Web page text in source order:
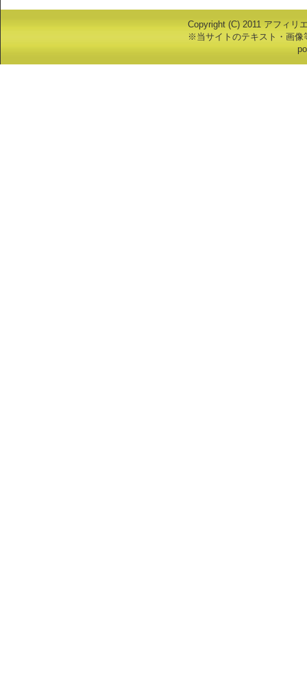
Copyright (C) 2011 アフィリ
※当サイトのテキスト・画像